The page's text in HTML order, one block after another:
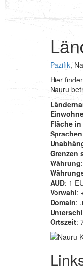
Pazifik,
Hier
Nauru
Fläche in
Sprachen
Grenzen
Währung
AUD: 1
Vorwahl:
Domain:
Ortszeit: